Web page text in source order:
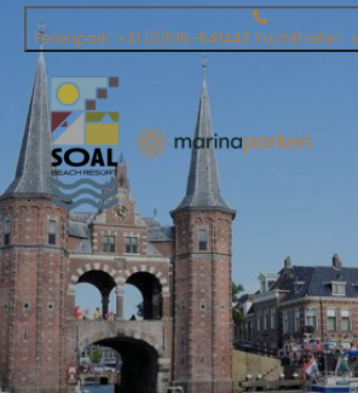
Ferienpark: +31 (0)515-541443 Yachthafen: